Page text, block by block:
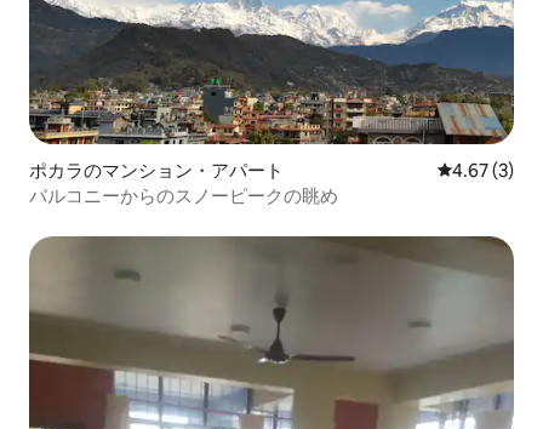
ポカラのマンション・アパート レビュー3
4.67 (3)
バルコニーからのスノーピークの眺め